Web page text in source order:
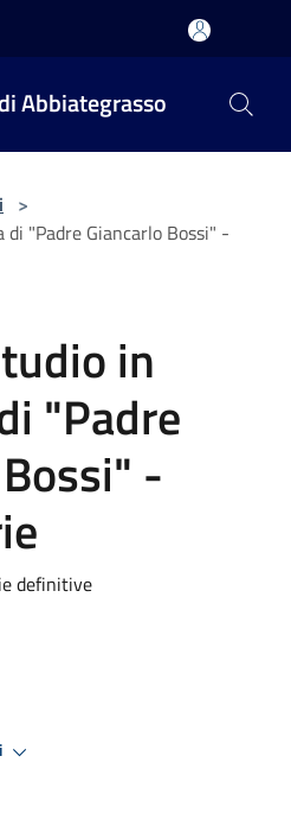
Abbiategrasso
>
"Padre Giancarlo Bossi" -
in
"Padre
-
definitive